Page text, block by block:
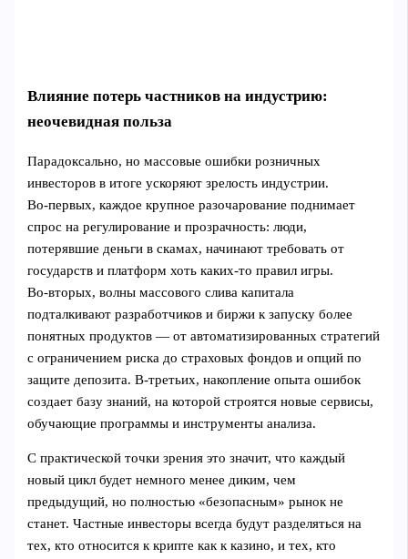
Влияние потерь частников на индустрию:
неочевидная польза
Парадоксально, но массовые ошибки розничных
инвесторов в итоге ускоряют зрелость индустрии.
Во‑первых, каждое крупное разочарование поднимает
спрос на регулирование и прозрачность: люди,
потерявшие деньги в скамах, начинают требовать от
государств и платформ хоть каких-то правил игры.
Во‑вторых, волны массового слива капитала
подталкивают разработчиков и биржи к запуску более
понятных продуктов — от автоматизированных стратегий
с ограничением риска до страховых фондов и опций по
защите депозита. В‑третьих, накопление опыта ошибок
создает базу знаний, на которой строятся новые сервисы,
обучающие программы и инструменты анализа.
С практической точки зрения это значит, что каждый
новый цикл будет немного менее диким, чем
предыдущий, но полностью «безопасным» рынок не
станет. Частные инвесторы всегда будут разделяться на
тех, кто относится к крипте как к казино, и тех, кто